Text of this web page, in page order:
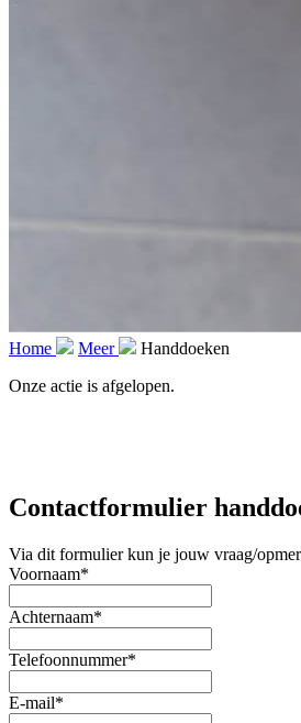
Home Meer
Handdoeken
Onze actie is afgelopen.
Contactformulier
Via dit formulier kun je jouw vraag/
Voornaam*
Achternaam*
Telefoonnummer*
E-mail*